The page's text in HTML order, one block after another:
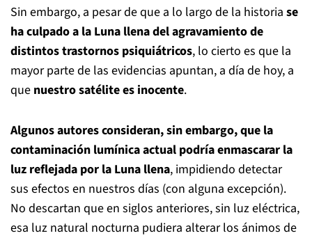
Sin embargo, a pesar de que a lo largo de la historia se
ha culpado a la Luna llena del agravamiento de
distintos trastornos psiquiátricos, lo cierto es que la
mayor parte de las evidencias apuntan, a día de hoy, a
que nuestro satélite es inocente.
Algunos autores consideran, sin embargo, que la
contaminación lumínica actual podría enmascarar la
luz reflejada por la Luna llena, impidiendo detectar
sus efectos en nuestros días (con alguna excepción).
No descartan que en siglos anteriores, sin luz eléctrica,
esa luz natural nocturna pudiera alterar los ánimos de